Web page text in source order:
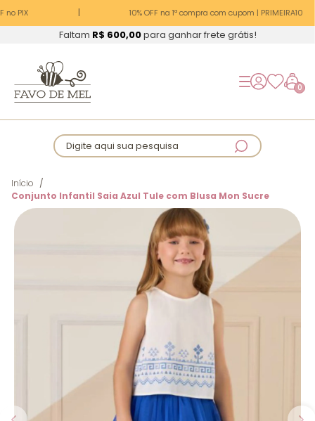
no PIX 10% OFF na 1ª compra com cupom | PRIMEIRA10
Faltam R$ 600,00para ganhar frete grátis!
0
Digite aqui sua pesquisa
Início
Conjunto Infantil Saia Azul Tule com Blusa Mon Sucre